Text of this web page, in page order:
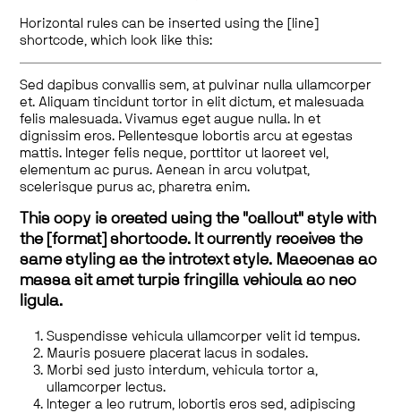
Horizontal rules can be inserted using the [line]
shortcode, which look like this:
Sed dapibus convallis sem, at pulvinar nulla ullamcorper
et. Aliquam tincidunt tortor in elit dictum, et malesuada
felis malesuada. Vivamus eget augue nulla. In et
dignissim eros. Pellentesque lobortis arcu at egestas
mattis. Integer felis neque, porttitor ut laoreet vel,
elementum ac purus. Aenean in arcu volutpat,
scelerisque purus ac, pharetra enim.
This copy is created using the "callout" style with
the [format] shortcode. It currently receives the
same styling as the introtext style. Maecenas ac
massa sit amet turpis fringilla vehicula ac nec
ligula.
Suspendisse vehicula ullamcorper velit id tempus.
Mauris posuere placerat lacus in sodales.
Morbi sed justo interdum, vehicula tortor a,
ullamcorper lectus.
Integer a leo rutrum, lobortis eros sed, adipiscing